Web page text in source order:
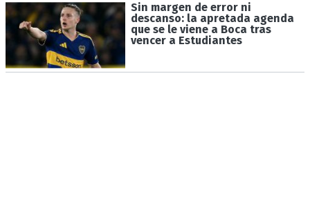
Sin margen de error ni
descanso: la apretada agenda
que se le viene a Boca tras
vencer a Estudiantes